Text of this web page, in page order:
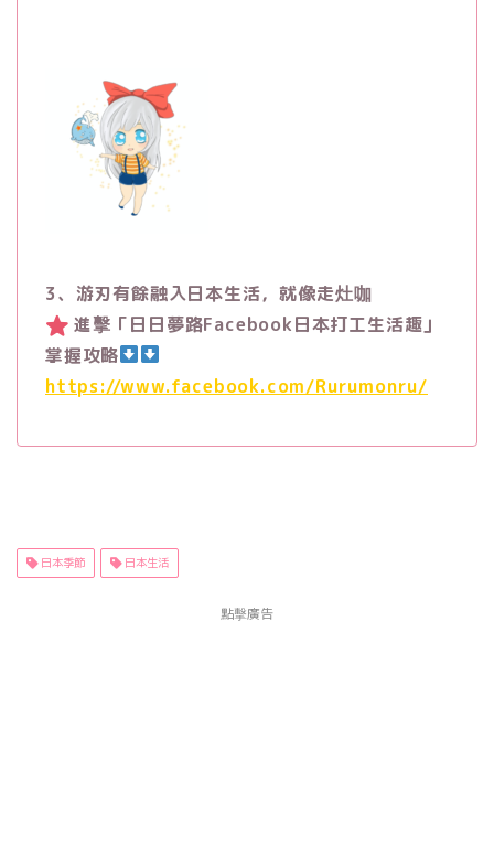
3、游刃有餘融入日本生活，就像走灶咖
進擊「日日夢路Facebook日本打工生活趣」
掌握攻略
https://www.facebook.com/Rurumonru/
日本季節 日本生活
點擊廣告